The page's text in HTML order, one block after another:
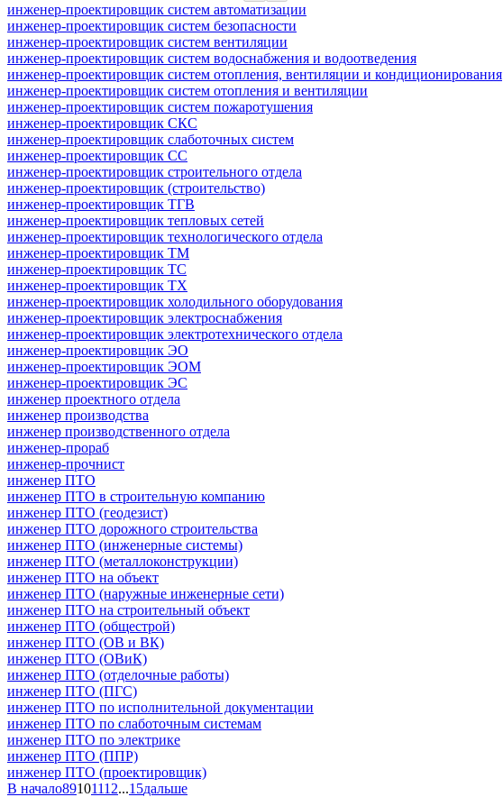
инженер-проектировщик систем автоматизации
инженер-проектировщик систем безопасности
инженер-проектировщик систем вентиляции
инженер-проектировщик систем водоснабжения и водоотведения
инженер-проектировщик систем отопления, вентиляции и кондиционирования
инженер-проектировщик систем отопления и вентиляции
инженер-проектировщик систем пожаротушения
инженер-проектировщик СКС
инженер-проектировщик слаботочных систем
инженер-проектировщик СС
инженер-проектировщик строительного отдела
инженер-проектировщик (строительство)
инженер-проектировщик ТГВ
инженер-проектировщик тепловых сетей
инженер-проектировщик технологического отдела
инженер-проектировщик ТМ
инженер-проектировщик ТС
инженер-проектировщик ТХ
инженер-проектировщик холодильного оборудования
инженер-проектировщик электроснабжения
инженер-проектировщик электротехнического отдела
инженер-проектировщик ЭО
инженер-проектировщик ЭОМ
инженер-проектировщик ЭС
инженер проектного отдела
инженер производства
инженер производственного отдела
инженер-прораб
инженер-прочнист
инженер ПТО
инженер ПТО в строительную компанию
инженер ПТО (геодезист)
инженер ПТО дорожного строительства
инженер ПТО (инженерные системы)
инженер ПТО (металлоконструкции)
инженер ПТО на объект
инженер ПТО (наружные инженерные сети)
инженер ПТО на строительный объект
инженер ПТО (общестрой)
инженер ПТО (ОВ и ВК)
инженер ПТО (ОВиК)
инженер ПТО (отделочные работы)
инженер ПТО (ПГС)
инженер ПТО по исполнительной документации
инженер ПТО по слаботочным системам
инженер ПТО по электрике
инженер ПТО (ППР)
инженер ПТО (проектировщик)
В начало89101112...15дальше